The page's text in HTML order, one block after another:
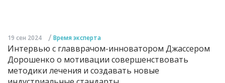
19 сен 2024 / Время эксперта
Интервью с главврачом-инноватором Джассером
Дорошенко о мотивации совершенствовать
методики лечения и создавать новые